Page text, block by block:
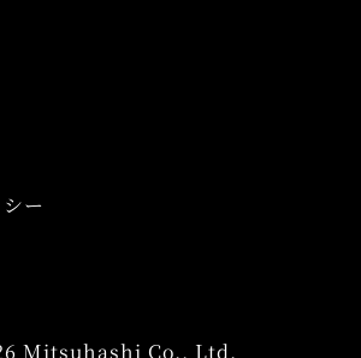
ー
Mitsuhashi Co., Ltd.